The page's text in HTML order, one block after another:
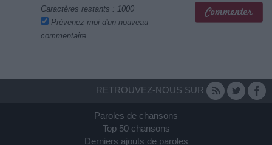
Caractères restants : 1000
Prévenez-moi d'un nouveau
commentaire
RETROUVEZ-NOUS SUR
Paroles de chansons
Top 50 chansons
Derniers ajouts de paroles